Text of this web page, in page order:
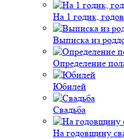
На 1 годик,
Выписка из
Определение
Юбилей
Свадьба
На годовщину